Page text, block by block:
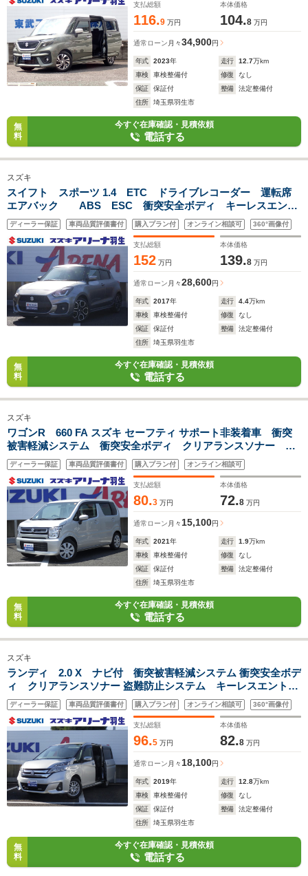
支払総額
116.9 万円
本体価格
104.8 万円
通常ローン 月々34,900円
年式 2023年 走行 12.7万km
車検
車検整備付 修復
なし
保証
保証付 整備
法定整備付
住所
埼玉県羽生市
無
料
今すぐ在庫確認・見積依頼
電話する
スズキ
スイフト スポーツ 1.4 ETC ドライブレコーダー 運転席
エアバック ABS ESC 衝突安全ボディ キーレスエント
リー スマートキー 盗難防止システム シートヒーター プ
ッシュスタートスイッチ オートエアコン
ディーラー保証 車両品質評価書付 購入プラン付 オンライン相談可 360°画像付
支払総額
152 万円
本体価格
139.8 万円
通常ローン 月々28,600円
年式 2017年 走行 4.4万km
車検
車検整備付 修復
なし
保証
保証付 整備
法定整備付
住所
埼玉県羽生市
無
料
今すぐ在庫確認・見積依頼
電話する
スズキ
ワゴンR 660 FA スズキ セーフティ サポート非装着車 衝突
被害軽減システム 衝突安全ボディ クリアランスソナー 盗
難防止システム ベンチシート フルフラット ドライブレコ
ーダー ドアバイザー パワーウインドウ パワーステアリン
グ アクセサリーソケット
ディーラー保証 車両品質評価書付 購入プラン付 オンライン相談可
支払総額
80.3 万円
本体価格
72.8 万円
通常ローン 月々 15,100円
年式 2021年 走行 1.9万km
車検
車検整備付 修復
なし
保証
保証付 整備
法定整備付
住所
埼玉県羽生市
無
料
今すぐ在庫確認・見積依頼
電話する
スズキ
ランディ 2.0 X ナビ付 衝突被害軽減システム 衝突安全ボデ
ィ クリアランスソナー 盗難防止システム キーレスエントリ
ー スマートキー アイドリングストップ ウォークスルー 3列シ
ート フロントカメラ サイドカメラ
ディーラー保証 車両品質評価書付 購入プラン付 オンライン相談可 360°画像付
支払総額
96.5 万円
本体価格
82.8 万円
通常ローン 月々 18,100円
年式 2019年 走行 12.8万km
車検
車検整備付 修復
なし
保証
保証付 整備
法定整備付
住所
埼玉県羽生市
無
料
今すぐ在庫確認・見積依頼
電話する